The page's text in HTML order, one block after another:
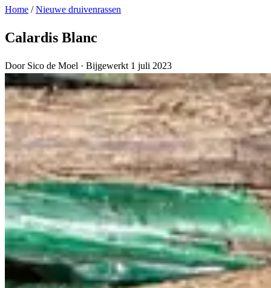
Home / Nieuwe druivenrassen
Calardis Blanc
Door Sico de Moel · Bijgewerkt 1 juli 2023